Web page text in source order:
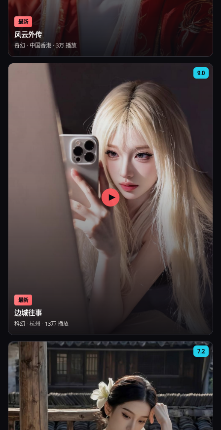
最新
风云外传
奇幻 · 中国香港 · 3万 播放
9.0
最新
边城往事
科幻 · 杭州 · 13万 播放
7.2